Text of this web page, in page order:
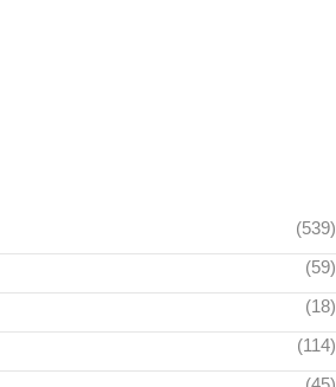
(539)
(59)
(18)
(114)